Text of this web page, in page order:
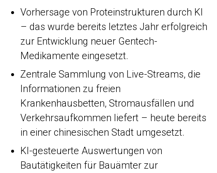
Vorhersage von Proteinstrukturen durch KI
– das wurde bereits letztes Jahr erfolgreich
zur Entwicklung neuer Gentech-
Medikamente eingesetzt.
Zentrale Sammlung von Live-Streams, die
Informationen zu freien
Krankenhausbetten, Stromausfällen und
Verkehrsaufkommen liefert – heute bereits
in einer chinesischen Stadt umgesetzt.
KI-gesteuerte Auswertungen von
Bautätigkeiten für Bauämter zur